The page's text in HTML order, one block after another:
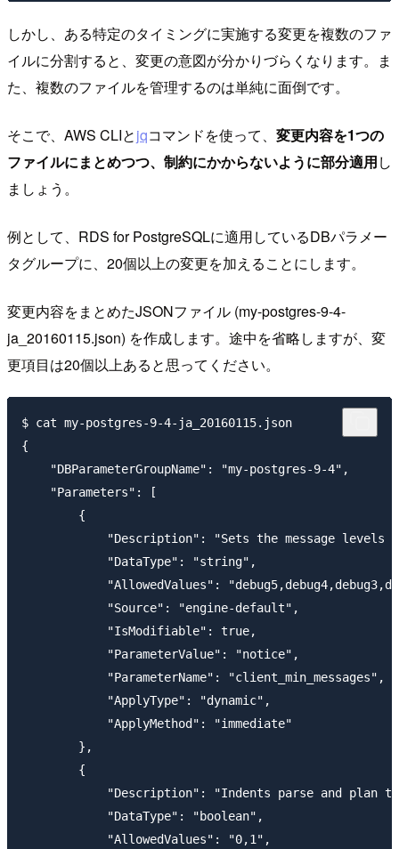
しかし、ある特定のタイミングに実施する変更を複数のファ
イルに分割すると、変更の意図が分かりづらくなります。ま
た、複数のファイルを管理するのは単純に面倒です。
そこで、AWS CLIとjqコマンドを使って、 変更内容を1つの
ファイルにまとめつつ、制約にかからないように部分適用し
ましょう。
例として、RDS for PostgreSQLに適用しているDBパラメー
タグループに、20個以上の変更を加えることにします。
変更内容をまとめたJSONファイル (my-postgres-9-4-
ja_20160115.json) を作成します。途中を省略しますが、変
更項目は20個以上あると思ってください。
$ cat my-postgres-9-4-ja_20160115.json
{
    "DBParameterGroupName": "my-postgres-9-4",
    "Parameters": [
        {
"Description": "Sets the message levels
            "DataType": "string",
"AllowedValues":
            "Source": "engine-default",
            "IsModifiable": true,
            "ParameterValue": "notice",
            "ParameterName": "client_min_messages",
            "ApplyType": "dynamic",
            "ApplyMethod": "immediate"
        },
        {
"Description": "Indents parse and plan
            "DataType": "boolean",
            "AllowedValues": "0,1",